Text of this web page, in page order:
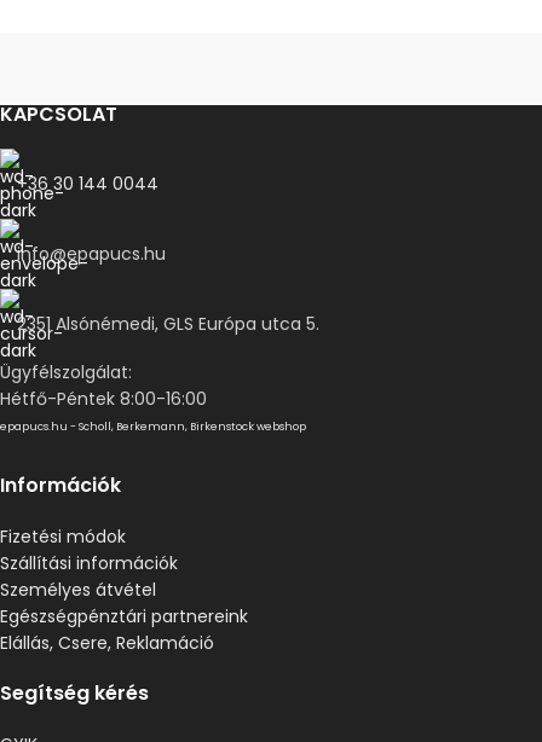
KAPCSOLAT
+36 30 144 0044
info@epapucs.hu
2351 Alsónémedi, GLS Európa utca 5.
Ügyfélszolgálat:
Hétfő-Péntek 8:00-16:00
epapucs.hu - Scholl, Berkemann, Birkenstock webshop
Információk
Fizetési módok
Szállítási információk
Személyes átvétel
Egészségpénztári partnereink
Elállás, Csere, Reklamáció
Segítség kérés